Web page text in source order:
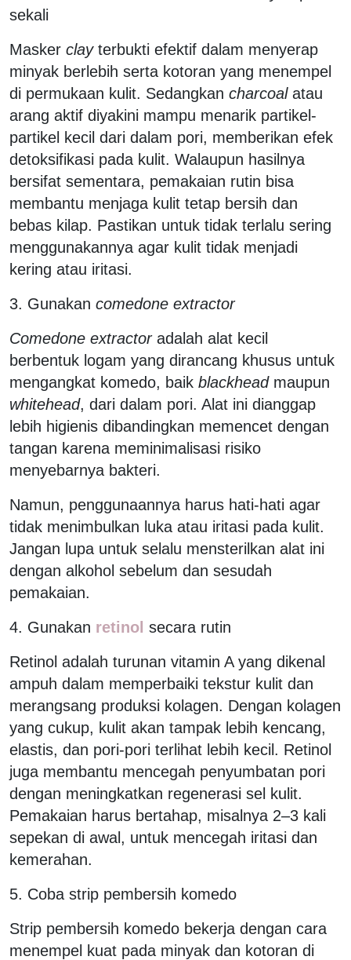
sekali
Masker clayterbukti efektif dalam menyerap
minyak berlebih serta kotoran yang menempel
di permukaan kulit. Sedangkan charcoalatau
arang aktif diyakini mampu menarik partikel-
partikel kecil dari dalam pori, memberikan efek
detoksifikasi pada kulit. Walaupun hasilnya
bersifat sementara, pemakaian rutin bisa
membantu menjaga kulit tetap bersih dan
bebas kilap. Pastikan untuk tidak terlalu sering
menggunakannya agar kulit tidak menjadi
kering atau iritasi.
3. Gunakan comedone extractor
Comedone extractoradalah alat kecil
berbentuk logam yang dirancang khusus untuk
mengangkat komedo, baik blackheadmaupun
whitehead, dari dalam pori. Alat ini dianggap
lebih higienis dibandingkan memencet dengan
tangan karena meminimalisasi risiko
menyebarnya bakteri.
Namun, penggunaannya harus hati-hati agar
tidak menimbulkan luka atau iritasi pada kulit.
Jangan lupa untuk selalu mensterilkan alat ini
dengan alkohol sebelum dan sesudah
pemakaian.
4. Gunakan retinol secara rutin
Retinol adalah turunan vitamin A yang dikenal
ampuh dalam memperbaiki tekstur kulit dan
merangsang produksi kolagen. Dengan kolagen
yang cukup, kulit akan tampak lebih kencang,
elastis, dan pori-pori terlihat lebih kecil. Retinol
juga membantu mencegah penyumbatan pori
dengan meningkatkan regenerasi sel kulit.
Pemakaian harus bertahap, misalnya 2–3 kali
sepekan di awal, untuk mencegah iritasi dan
kemerahan.
5. Coba strip pembersih komedo
Strip pembersih komedo bekerja dengan cara
menempel kuat pada minyak dan kotoran di